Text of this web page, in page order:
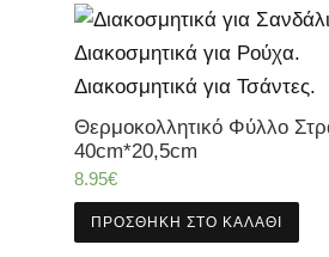
Θερμοκολλητικό Φύλλο
40cm*20,5cm
8.95€
ΠΡΟΣΘΉΚΗ ΣΤΟ ΚΑΛΆΘΙ